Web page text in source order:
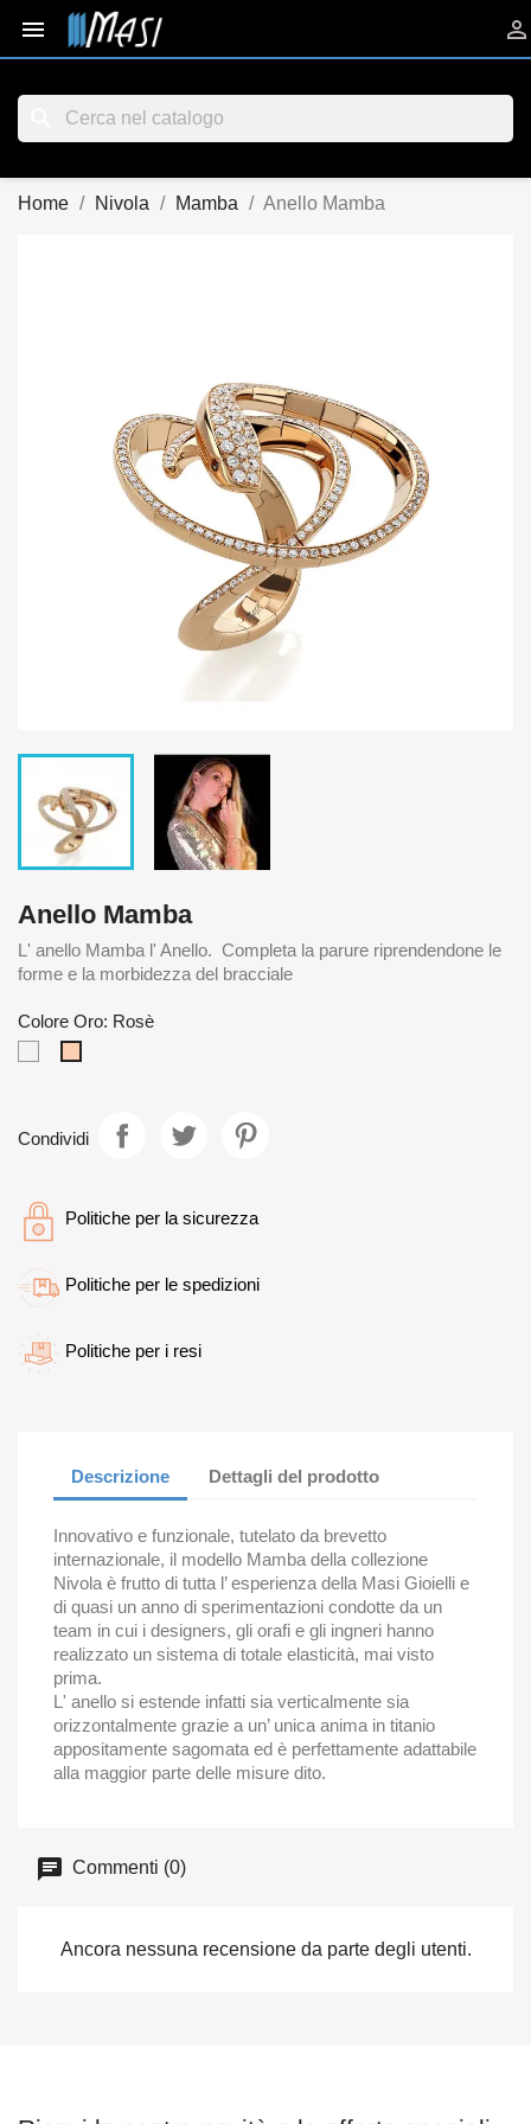
 
Home Nivola Mamba Anello Mamba
Anello Mamba
L' anello Mamba l' Anello. Completa la parure riprendendone le
forme e la morbidezza del bracciale
Colore Oro: Rosè
Condividi
Politiche per la sicurezza
Politiche per le spedizioni
Politiche per i resi
Descrizione Dettagli del prodotto
Innovativo e funzionale, tutelato da brevetto
internazionale, il modello Mamba della collezione
Nivola è frutto di tutta l’ esperienza della Masi Gioielli e
di quasi un anno di sperimentazioni condotte da un
team in cui i designers, gli orafi e gli ingneri hanno
realizzato un sistema di totale elasticità, mai visto
prima.
L' anello si estende infatti sia verticalmente sia
orizzontalmente grazie a un’ unica anima in titanio
appositamente sagomata ed è perfettamente adattabile
alla maggior parte delle misure dito.
Commenti (0)
Ancora nessuna recensione da parte degli utenti.